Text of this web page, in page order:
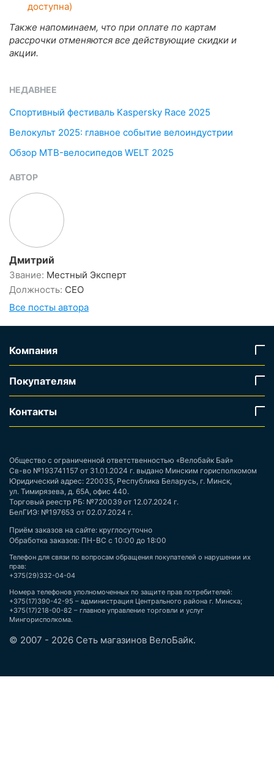
доступна)
Также напоминаем, что при оплате по картам
рассрочки отменяются все действующие скидки и
акции.
НЕДАВНЕЕ
Спортивный фестиваль Kaspersky Race 2025
Велокульт 2025: главное событие велоиндустрии
Обзор MTB-велосипедов WELT 2025
АВТОР
Дмитрий
Звание: Местный Эксперт
Должность: CEO
Все посты автора
Компания
Покупателям
Контакты
Общество с ограниченной ответственностью «Велобайк Бай»
Св-во №193741157 от 31.01.2024 г. выдано Минским горисполкомом
Юридический адрес: 220035, Республика Беларусь, г. Минск,
ул. Тимирязева, д. 65А, офис 440.
Торговый реестр РБ: №720039 от 12.07.2024 г.
БелГИЭ: №197653 от 02.07.2024 г.
Приём заказов на сайте: круглосуточно
Обработка заказов: ПН-ВС с 10:00 до 18:00
Телефон для связи по вопросам обращения покупателей о нарушении их
прав:
+375(29)332-04-04
Номера телефонов уполномоченных по защите прав потребителей:
+375(17)390-42-95 – администрация Центрального района г. Минска;
+375(17)218-00-82 – главное управление торговли и услуг
Мингорисполкома.
© 2007 - 2026 Сеть магазинов ВелоБайк.